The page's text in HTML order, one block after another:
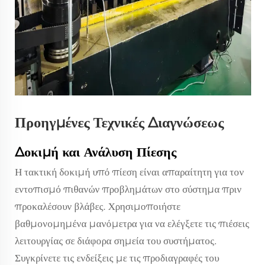
Προηγμένες Τεχνικές Διαγνώσεως
Δοκιμή και Ανάλυση Πίεσης
Η τακτική δοκιμή υπό πίεση είναι απαραίτητη για τον
εντοπισμό πιθανών προβλημάτων στο σύστημα πριν
προκαλέσουν βλάβες. Χρησιμοποιήστε
βαθμονομημένα μανόμετρα για να ελέγξετε τις πιέσεις
λειτουργίας σε διάφορα σημεία του συστήματος.
Συγκρίνετε τις ενδείξεις με τις προδιαγραφές του